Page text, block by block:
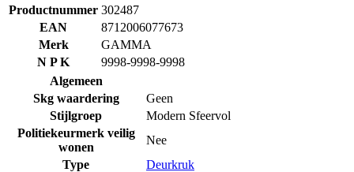
Productnummer 302487
EAN
8712006077673
Merk
GAMMA
N P K
9998-9998-9998
Algemeen
Skg waardering
Geen
Stijlgroep
Modern Sfeervol
Politiekeurmerk veilig
wonen
Nee
Type
Deurkruk